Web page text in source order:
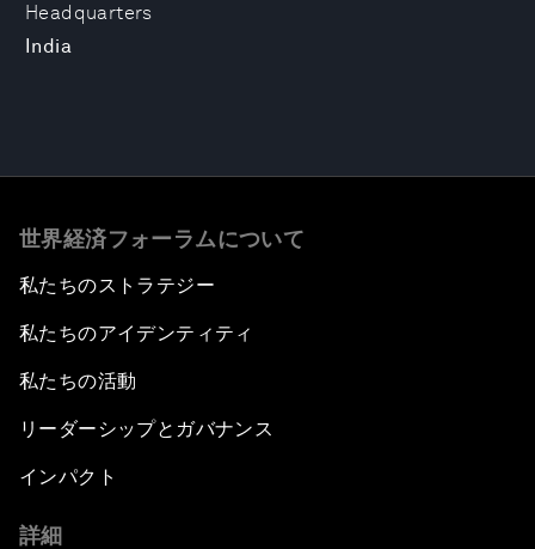
Headquarters
India
世界経済フォーラムについて
私たちのストラテジー
私たちのアイデンティティ
私たちの活動
リーダーシップとガバナンス
インパクト
詳細